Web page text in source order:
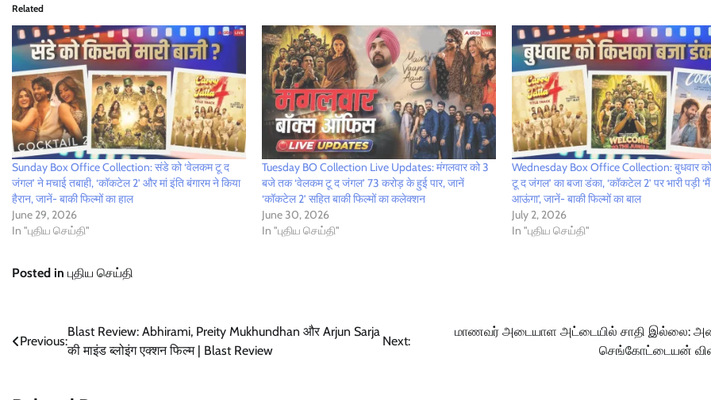
Related
Sunday Box Office Collection: संडे को ‘वेलकम टू द
जंगल’ ने मचाई तबाही, ‘कॉकटेल 2’ और मां इंति बंगारम ने किया
हैरान, जानें- बाकी फिल्मों का हाल
June 29, 2026
In "புதிய செய்தி"
Tuesday BO Collection Live Updates: मंगलवार को 3
बजे तक ‘वेलकम टू द जंगल’ 73 करोड़ के हुई पार, जानें
‘कॉकटेल 2’ सहित बाकी फिल्मों का कलेक्शन
June 30, 2026
In "புதிய செய்தி"
Wednesday Box Office Collection: बुधवार
टू द जंगल’ का बजा डंका, ‘कॉकटेल 2’ पर भारी पड़ी
आऊंगा’, जानें- बाकी फिल्मों का बाल
July 2, 2026
In "புதிய செய்தி"
Posted in புதிய செய்தி
Post
navigation
Previous:
Blast Review: Abhirami, Preity Mukhundhan और Arjun Sarja
की माइंड ब्लोइंग एक्शन फिल्म | Blast Review
Next:
மாணவர் அடையாள அட்டையில் சாதி இல்லை:
செங்கோட்டையன்